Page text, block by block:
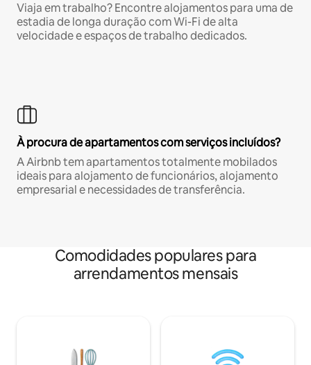
Viaja em trabalho? Encontre alojamentos para uma de
estadia de longa duração com Wi-Fi de alta
velocidade e espaços de trabalho dedicados.
À procura de apartamentos com serviços incluídos?
A Airbnb tem apartamentos totalmente mobilados
ideais para alojamento de funcionários, alojamento
empresarial e necessidades de transferência.
Comodidades populares para
arrendamentos mensais